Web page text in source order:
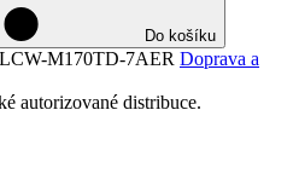
Do košíku
LCW-M170TD-7AER Doprava a
autorizované distribuce.